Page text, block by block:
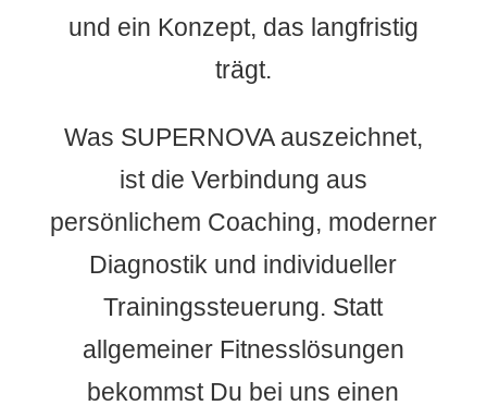
und ein Konzept, das langfristig
trägt.
Was SUPERNOVA auszeichnet,
ist die Verbindung aus
persönlichem Coaching, moderner
Diagnostik und individueller
Trainingssteuerung. Statt
allgemeiner Fitnesslösungen
bekommst Du bei uns einen